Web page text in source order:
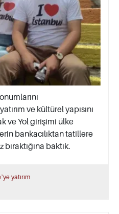
ve kültürel yapısını
ve Yol girişimi ülke
bankacılıktan tatillere
baktık.
yatırım